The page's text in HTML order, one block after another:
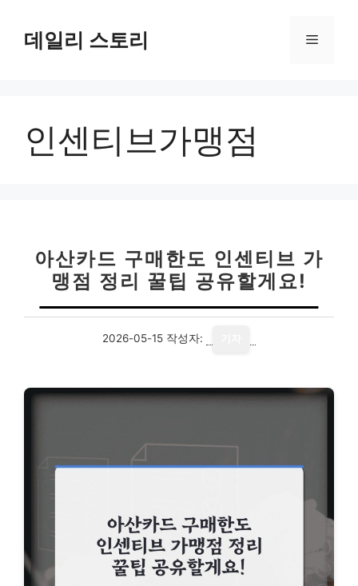
데일리 스토리 메
인센티브가맹점
아산카드 구매한도 인센티브 가
맹점 정리 꿀팁 공유할게요!
2026-05-15 작성자: